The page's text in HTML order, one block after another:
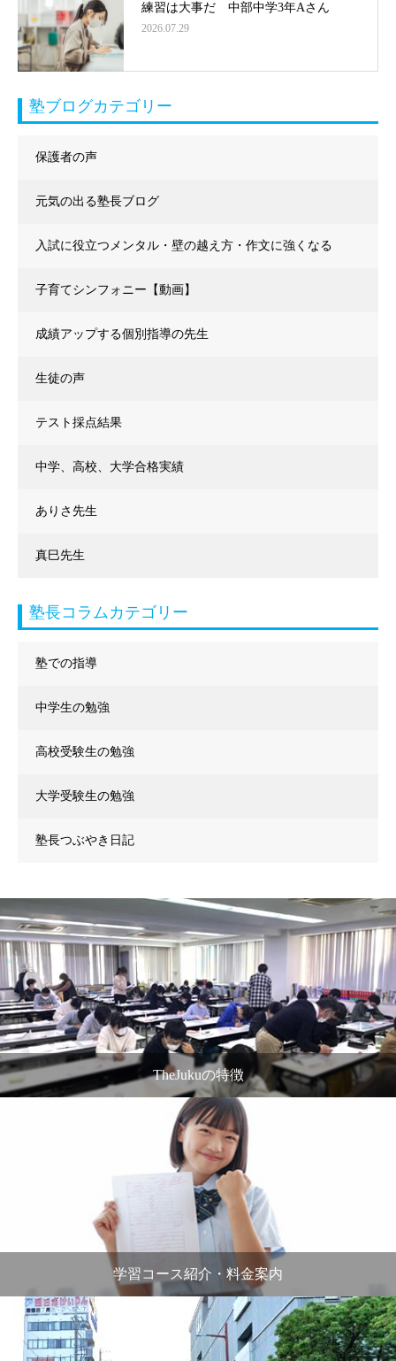
練習は大事だ 中部中学3年Aさん
2026.07.29
塾ブログカテゴリー
保護者の声
元気の出る塾長ブログ
入試に役立つメンタル・壁の越え方・作文に強くなる
子育てシンフォニー【動画】
成績アップする個別指導の先生
生徒の声
テスト採点結果
中学、高校、大学合格実績
ありさ先生
真巳先生
塾長コラムカテゴリー
塾での指導
中学生の勉強
高校受験生の勉強
大学受験生の勉強
塾長つぶやき日記
TheJukuの特徴
学習コース紹介・料金案内